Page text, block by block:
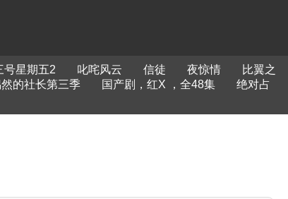
号星期五2 叱咤风云 信徒 夜惊情
比翼之
的社长第三季 国产剧，红X ，全48集
绝对占